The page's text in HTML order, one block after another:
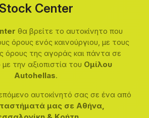
Stock Center
θα βρείτε το αυτοκίνητο που
όρους ενός καινούργιου, με τους
όρους της αγοράς και πάντα σε
την αξιοπιστία του Ομίλου
Autohellas.
αυτοκίνητό σας σε ένα από
μας σε Αθήνα,